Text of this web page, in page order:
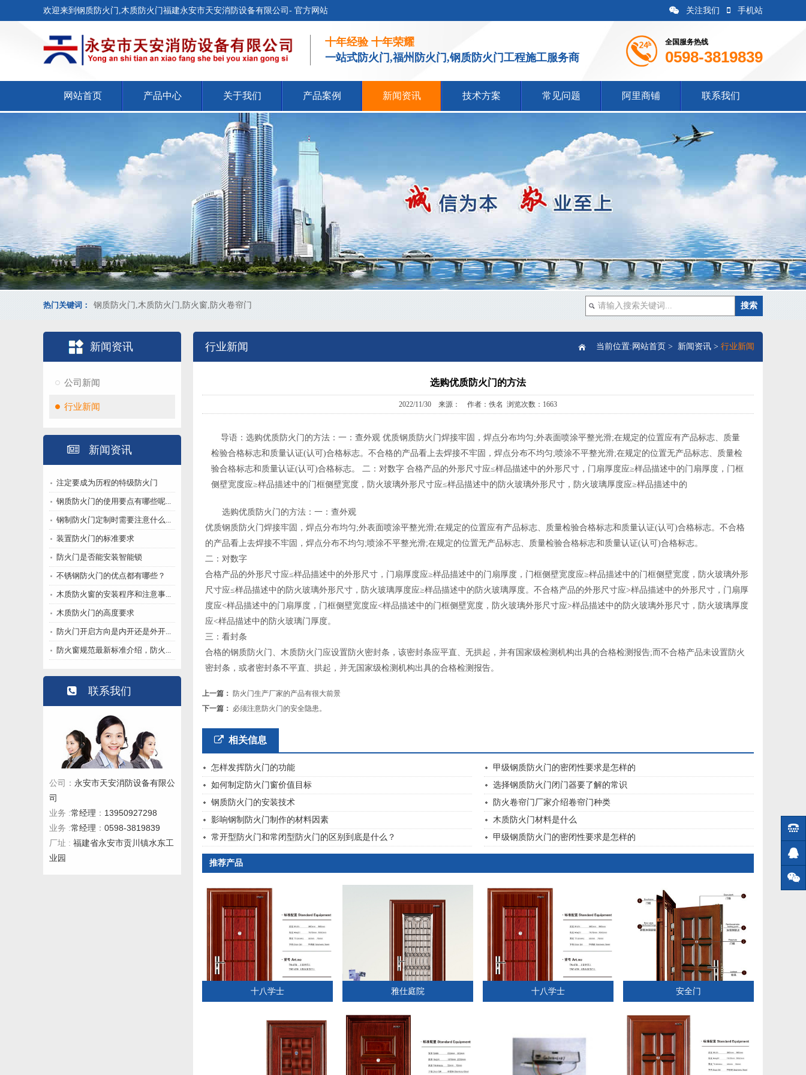
欢迎来到钢质防火门,木质防火门福建永安市天安消防设备有限公司- 官方网站 关注我们 手机站
全国服务热线
0598-3819839
十年经验 十年荣耀
一站式防火门,福州防火门,钢质防火门工程施工服务商
网站首页 产品中心 关于我们 产品案例 新闻资讯 技术方案 常见问题 阿里商铺 联系我们
热门关键词： 钢质防火门,木质防火门,防火窗,防火卷帘门
新闻资讯
公司新闻
行业新闻
新闻资讯
注定要成为历程的特级防火门
钢质防火门的使用要点有哪些呢...
钢制防火门定制时需要注意什么...
装置防火门的标准要求
防火门是否能安装智能锁
不锈钢防火门的优点都有哪些？
木质防火窗的安装程序和注意事...
木质防火门的高度要求
防火门开启方向是内开还是外开...
防火窗规范最新标准介绍，防火...
联系我们
公司： 永安市天安消防设备有限公
司
业务 :常经理 ： 13950927298
业务 :常经理 ： 0598-3819839
厂址 : 福建省永安市贡川镇水东工
业园
行业新闻 当前位置: 网站首页 > 新闻资讯 > 行业新闻
选购优质防火门的方法
2022/11/30 来源： 作者：佚名 浏览次数：1663
导语：选购优质防火门的方法：一：查外观 优质钢质防火门焊接牢固，焊点分布均匀;外表面喷涂平整光滑;在规定的位置应有产品标志、质量
检验合格标志和质量认证(认可)合格标志。不合格的产品看上去焊接不牢固，焊点分布不均匀;喷涂不平整光滑;在规定的位置无产品标志、质量检
验合格标志和质量认证(认可)合格标志。 二：对数字 合格产品的外形尺寸应≤样品描述中的外形尺寸，门扇厚度应≥样品描述中的门扇厚度，门框
侧壁宽度应≥样品描述中的门框侧壁宽度，防火玻璃外形尺寸应≤样品描述中的防火玻璃外形尺寸，防火玻璃厚度应≥样品描述中的
选购优质防火门 的方法：一：查外观
优质钢质防火门焊接牢固，焊点分布均匀;外表面喷涂平整光滑;在规定的位置应有产品标志、质量检验合格标志和质量认证(认可)合格标志。不合格
的产品看上去焊接不牢固，焊点分布不均匀;喷涂不平整光滑;在规定的位置无产品标志、质量检验合格标志和质量认证(认可)合格标志。
二：对数字
合格产品的外形尺寸应≤样品描述中的外形尺寸，门扇厚度应≥样品描述中的门扇厚度，门框侧壁宽度应≥样品描述中的门框侧壁宽度，防火玻璃外形
尺寸应≤样品描述中的防火玻璃外形尺寸，防火玻璃厚度应≥样品描述中的防火玻璃厚度。不合格产品的外形尺寸应>样品描述中的外形尺寸，门扇厚
度应<样品描述中的门扇厚度，门框侧壁宽度应<样品描述中的门框侧壁宽度，防火玻璃外形尺寸应>样品描述中的防火玻璃外形尺寸，防火玻璃厚度
应<样品描述中的防火玻璃门厚度。
三：看封条
合格的钢质防火门、 木质防火门 应设置防火密封条，该密封条应平直、无拱起，并有国家级检测机构出具的合格检测报告;而不合格产品未设置防火
密封条，或者密封条不平直、拱起，并无国家级检测机构出具的合格检测报告。
上一篇：
防火门生产厂家的产品有很大前景
下一篇： 必须注意防火门的安全隐患。
相关信息
怎样发挥防火门的功能
甲级钢质防火门的密闭性要求是怎样的
如何制定防火门窗价值目标
选择钢质防火门闭门器要了解的常识
钢质防火门的安装技术
防火卷帘门厂家介绍卷帘门种类
影响钢制防火门制作的材料因素
木质防火门材料是什么
常开型防火门和常闭型防火门的区别到底是什么？
甲级钢质防火门的密闭性要求是怎样的
推荐产品
十八学士 雅仕庭院 十八学士 安全门